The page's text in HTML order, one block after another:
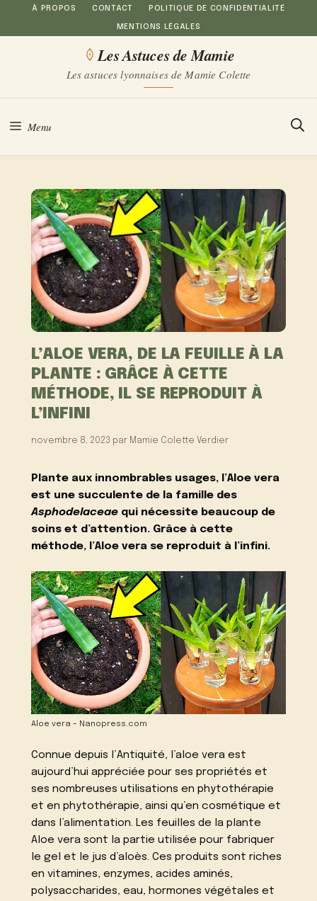
Aller
au
À PROPOS CONTACT POLITIQUE DE CONFIDENTIALITÉ
MENTIONS LÉGALES
Les Astuces de Mamie
Les astuces lyonnaises de Mamie Colette
Menu
L’ALOE VERA, DE LA FEUILLE À LA
PLANTE : GRÂCE À CETTE
MÉTHODE, IL SE REPRODUIT À
L’INFINI
novembre 8, 2023 par Mamie Colette Verdier
Plante aux innombrables usages, l’Aloe vera
est une succulente de la famille des
Asphodelaceae qui nécessite beaucoup de
soins et d’attention. Grâce à cette
méthode, l’Aloe vera se reproduit à l’infini.
Aloe vera – Nanopress.com
Connue depuis l’Antiquité, l’aloe vera est
aujourd’hui appréciée pour ses propriétés et
ses nombreuses utilisations en phytothérapie
et en phytothérapie, ainsi qu’en cosmétique et
dans l’alimentation. Les feuilles de la plante
Aloe vera sont la partie utilisée pour fabriquer
le gel et le jus d’aloès. Ces produits sont riches
en vitamines, enzymes, acides aminés,
polysaccharides, eau, hormones végétales et